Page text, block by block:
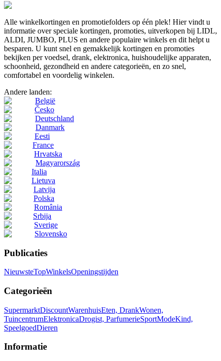
Alle winkelkortingen en promotiefolders op één plek! Hier vindt u
informatie over speciale kortingen, promoties, uitverkopen bij LIDL,
ALDI, JUMBO, PLUS en andere populaire winkels en dit helpt u
besparen. U kunt snel en gemakkelijk kortingen en promoties
bekijken per voedsel, drank, elektronica, huishoudelijke apparaten,
schoonheid, gezondheid en andere categorieën, en zo snel,
comfortabel en voordelig winkelen.
Andere landen:
België
Česko
Deutschland
Danmark
Eesti
France
Hrvatska
Magyarország
Italia
Lietuva
Latvija
Polska
România
Srbija
Sverige
Slovensko
Publicaties
NieuwsteTopWinkelsOpeningstijden
Categorieën
SupermarktDiscountWarenhuisEten, DrankWonen,
TuincentrumElektronicaDrogist, ParfumerieSportModeKind,
SpeelgoedDieren
Informatie